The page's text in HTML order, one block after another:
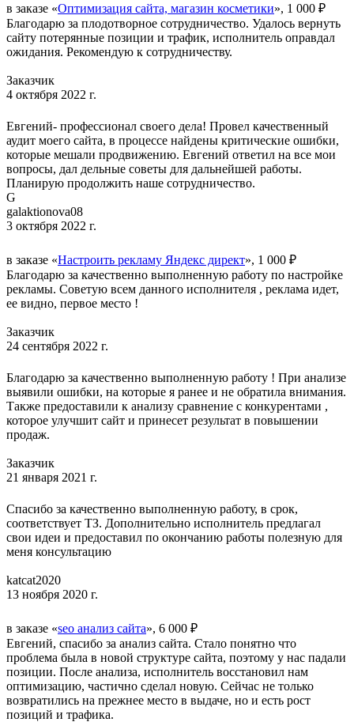
в заказе «Оптимизация сайта, магазин косметики», 1 000 ₽
Благодарю за плодотворное сотрудничество. Удалось вернуть
сайту потерянные позиции и трафик, исполнитель оправдал
ожидания. Рекомендую к сотрудничеству.
Заказчик
4 октября 2022 г.
Евгений- профессионал своего дела! Провел качественный
аудит моего сайта, в процессе найдены критические ошибки,
которые мешали продвижению. Евгений ответил на все мои
вопросы, дал дельные советы для дальнейшей работы.
Планирую продолжить наше сотрудничество.
G
galaktionova08
3 октября 2022 г.
в заказе «Настроить рекламу Яндекс директ», 1 000 ₽
Благодарю за качественно выполненную работу по настройке
рекламы. Советую всем данного исполнителя , реклама идет,
ее видно, первое место !
Заказчик
24 сентября 2022 г.
Благодарю за качественно выполненную работу ! При анализе
выявили ошибки, на которые я ранее и не обратила внимания.
Также предоставили к анализу сравнение с конкурентами ,
которое улучшит сайт и принесет результат в повышении
продаж.
Заказчик
21 января 2021 г.
Спасибо за качественно выполненную работу, в срок,
соответствует ТЗ. Дополнительно исполнитель предлагал
свои идеи и предоставил по окончанию работы полезную для
меня консультацию
katcat2020
13 ноября 2020 г.
в заказе «seo анализ сайта», 6 000 ₽
Евгений, спасибо за анализ сайта. Стало понятно что
проблема была в новой структуре сайта, поэтому у нас падали
позиции. После анализа, исполнитель восстановил нам
оптимизацию, частично сделал новую. Сейчас не только
возвратились на прежнее место в выдаче, но и есть рост
позиций и трафика.